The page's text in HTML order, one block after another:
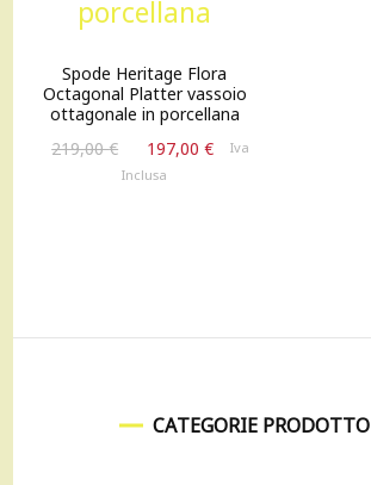
Spode Heritage Flora
Octagonal Platter vassoio
ottagonale in porcellana
219,00€
prezzo
197,00€
IlIva
Inclusa
CATEGORIE PRODOTTO